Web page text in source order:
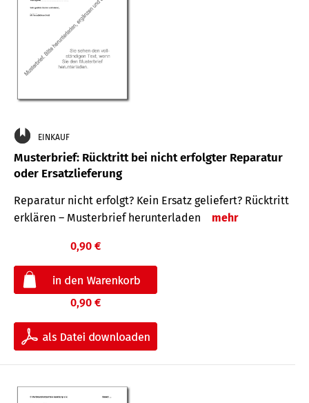
EINKAUF
Musterbrief: Rücktritt bei nicht erfolgter Reparatur
oder Ersatzlieferung
Reparatur nicht erfolgt? Kein Ersatz geliefert? Rücktritt
erklären – Musterbrief herunterladen
mehr
0,90 €
0,90 €